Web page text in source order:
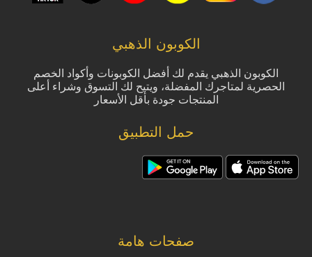
الكوبون الذهبي
الكوبون الذهبي يقدم لك أفضل الكوبونات وأكواد الخصم
الحصرية لمتاجرك المفضلة، ويتيح لك التسوق وشراء أعلى
المنتجات جودة بأقل الأسعار
حمل التطبيق
صفحات هامة